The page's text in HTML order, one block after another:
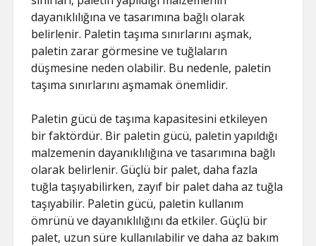
dayanıklılığına ve tasarımına bağlı olarak
belirlenir. Paletin taşıma sınırlarını aşmak,
paletin zarar görmesine ve tuğlaların
düşmesine neden olabilir. Bu nedenle, paletin
taşıma sınırlarını aşmamak önemlidir.
Paletin gücü de taşıma kapasitesini etkileyen
bir faktördür. Bir paletin gücü, paletin yapıldığı
malzemenin dayanıklılığına ve tasarımına bağlı
olarak belirlenir. Güçlü bir palet, daha fazla
tuğla taşıyabilirken, zayıf bir palet daha az tuğla
taşıyabilir. Paletin gücü, paletin kullanım
ömrünü ve dayanıklılığını da etkiler. Güçlü bir
palet, uzun süre kullanılabilir ve daha az bakım